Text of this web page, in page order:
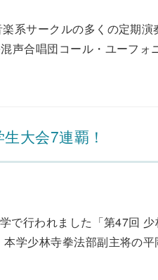
系サークルの多くの定期
♪混声合唱団コール・
大会7連覇！
で行われました「第47回
学少林寺拳法部副主将の